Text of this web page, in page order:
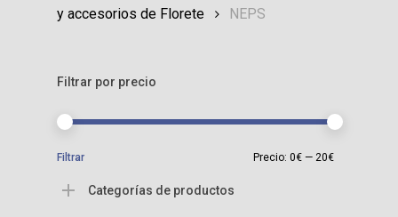
y accesorios de Florete NEPS
Filtrar por precio
Filtrar Precio: 0€ — 20€
Categorías de productos